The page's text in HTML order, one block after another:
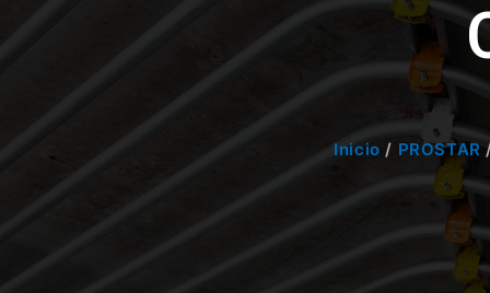
Inicio / PROSTAR